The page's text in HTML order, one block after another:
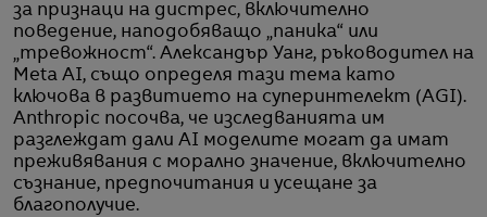
за признаци на дистрес, включително
поведение, наподобяващо „паника“ или
„тревожност“. Александър Уанг, ръководител на
Meta AI, също определя тази тема като
ключова в развитието на суперинтелект (AGI).
Anthropic посочва, че изследванията им
разглеждат дали AI моделите могат да имат
преживявания с морално значение, включително
съзнание, предпочитания и усещане за
благополучие.